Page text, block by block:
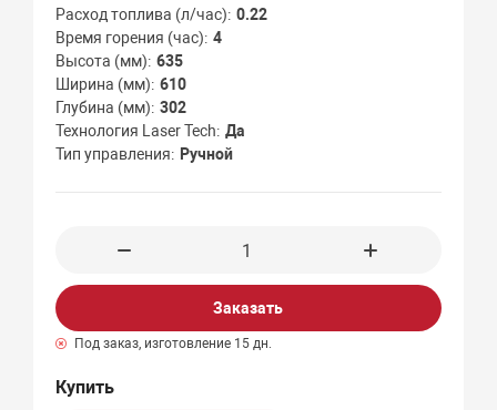
Расход топлива (л/час) 0.22
Время горения (час) 4
Высота (мм) 635
Ширина (мм) 610
Глубина (мм) 302
Технология Laser Tech Да
Тип управления
Ручной
Заказать
Под заказ, изготовление 15 дн.